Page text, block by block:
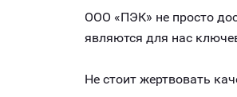
ООО «ПЭК» не просто
являются для нас
Не стоит жертвовать